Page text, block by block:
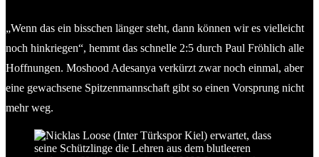
„Wenn das ein bisschen länger steht, dann können wir es vielleicht
noch hinkriegen“, hemmt das schnelle 2:5 durch Paul Fröhlich alle
Hoffnungen. Moshood Adesanya verkürzt zwar noch einmal, aber
eine gewachsene Spitzenmannschaft gibt so einen Vorsprung nicht
mehr weg.